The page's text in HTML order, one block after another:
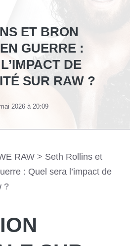
ET BRON
GUERRE :
DE
SUR RAW ?
2026 à 20:09
RAW > Seth Rollins et
: Quel sera l’impact de
?